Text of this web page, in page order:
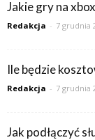
Jakie gry na
Redakcja - 7 grudnia
Ile będzie
Redakcja - 7 grudnia
Jak podłączyć